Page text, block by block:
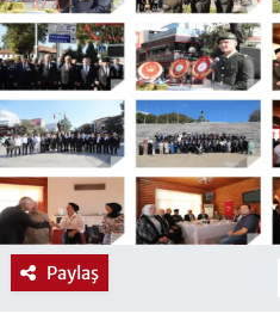
Paylaş